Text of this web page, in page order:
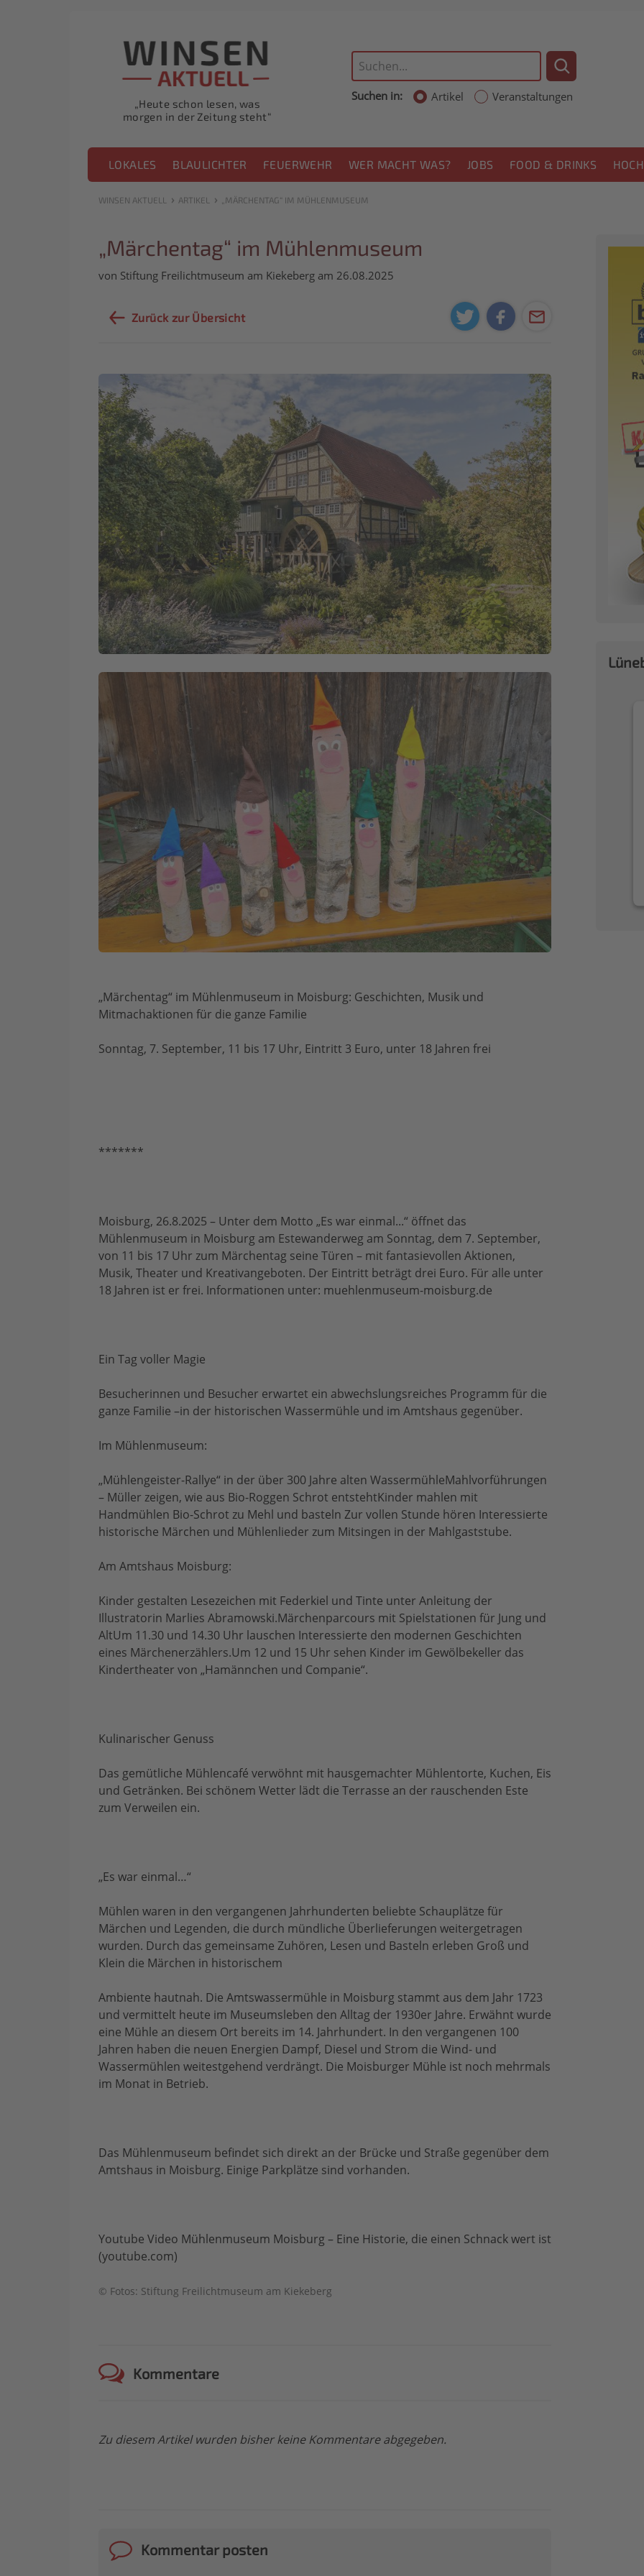
„Heute schon lesen, was
morgen in der Zeitung steht“
Suchen in: Artikel Veranstaltungen
LOKALES BLAULICHTER FEUERWEHR WER MACHT WAS? JOBS FOOD & DRINKS
WINSEN AKTUELL › ARTIKEL › „MÄRCHENTAG“ IM MÜHLENMUSEUM
„Märchentag“ im Mühlenmuseum
von Stiftung Freilichtmuseum am Kiekeberg am 26.08.2025
Zurück zur Übersicht
„Märchentag“ im Mühlenmuseum in Moisburg: Geschichten, Musik und
Mitmachaktionen für die ganze Familie
Sonntag, 7. September, 11 bis 17 Uhr, Eintritt 3 Euro, unter 18 Jahren frei
*******
Moisburg, 26.8.2025 – Unter dem Motto „Es war einmal...“ öffnet das
Mühlenmuseum in Moisburg am Estewanderweg am Sonntag, dem 7. September,
von 11 bis 17 Uhr zum Märchentag seine Türen – mit fantasievollen Aktionen,
Musik, Theater und Kreativangeboten. Der Eintritt beträgt drei Euro. Für alle unter
18 Jahren ist er frei. Informationen unter: muehlenmuseum-moisburg.de
Ein Tag voller Magie
Besucherinnen und Besucher erwartet ein abwechslungsreiches Programm für die
ganze Familie –in der historischen Wassermühle und im Amtshaus gegenüber.
Im Mühlenmuseum:
„Mühlengeister-Rallye“ in der über 300 Jahre alten WassermühleMahlvorführungen
– Müller zeigen, wie aus Bio-Roggen Schrot entstehtKinder mahlen mit
Handmühlen Bio-Schrot zu Mehl und basteln Zur vollen Stunde hören Interessierte
historische Märchen und Mühlenlieder zum Mitsingen in der Mahlgaststube.
Am Amtshaus Moisburg:
Kinder gestalten Lesezeichen mit Federkiel und Tinte unter Anleitung der
Illustratorin Marlies Abramowski.Märchenparcours mit Spielstationen für Jung und
AltUm 11.30 und 14.30 Uhr lauschen Interessierte den modernen Geschichten
eines Märchenerzählers.Um 12 und 15 Uhr sehen Kinder im Gewölbekeller das
Kindertheater von „Hamännchen und Companie“.
Kulinarischer Genuss
Das gemütliche Mühlencafé verwöhnt mit hausgemachter Mühlentorte, Kuchen, Eis
und Getränken. Bei schönem Wetter lädt die Terrasse an der rauschenden Este
zum Verweilen ein.
„Es war einmal…“
Mühlen waren in den vergangenen Jahrhunderten beliebte Schauplätze für
Märchen und Legenden, die durch mündliche Überlieferungen weitergetragen
wurden. Durch das gemeinsame Zuhören, Lesen und Basteln erleben Groß und
Klein die Märchen in historischem
Ambiente hautnah. Die Amtswassermühle in Moisburg stammt aus dem Jahr 1723
und vermittelt heute im Museumsleben den Alltag der 1930er Jahre. Erwähnt wurde
eine Mühle an diesem Ort bereits im 14. Jahrhundert. In den vergangenen 100
Jahren haben die neuen Energien Dampf, Diesel und Strom die Wind- und
Wassermühlen weitestgehend verdrängt. Die Moisburger Mühle ist noch mehrmals
im Monat in Betrieb.
Das Mühlenmuseum befindet sich direkt an der Brücke und Straße gegenüber dem
Amtshaus in Moisburg. Einige Parkplätze sind vorhanden.
Youtube Video Mühlenmuseum Moisburg – Eine Historie, die einen Schnack wert ist
(youtube.com)
© Fotos: Stiftung Freilichtmuseum am Kiekeberg
Kommentare
Zu diesem Artikel wurden bisher keine Kommentare abgegeben.
Kommentar posten